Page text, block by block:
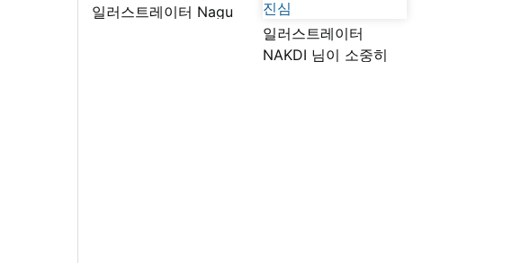
일러스트레이터 Nagu
일러스트레이터
NAKDI 님이 소중히